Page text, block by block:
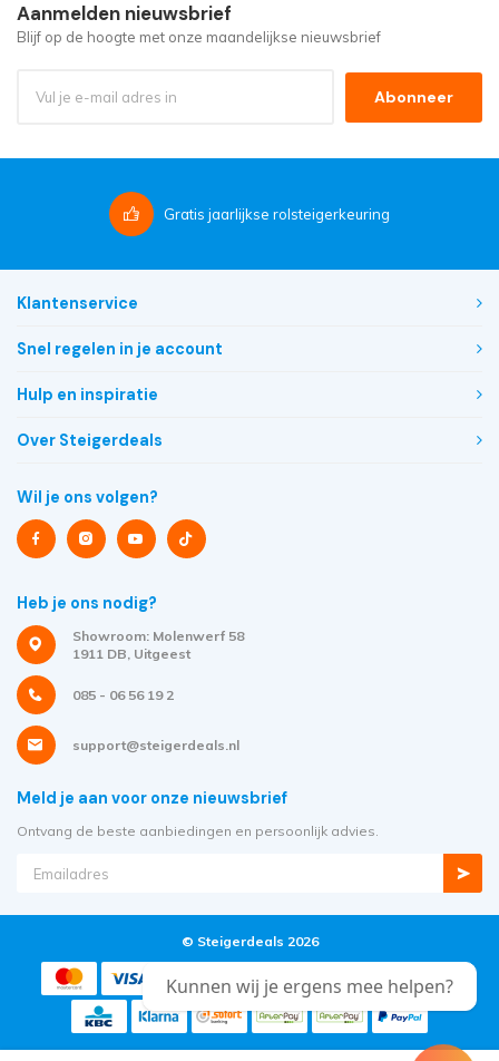
Aanmelden nieuwsbrief
Blijf op de hoogte met onze maandelijkse nieuwsbrief
Abonneer
Gratis jaarlijkse rolsteigerkeuring
Klantenservice
Snel regelen in je account
Hulp en inspiratie
Over Steigerdeals
Wil je ons volgen?
Heb je ons nodig?
Showroom: Molenwerf 58
1911 DB, Uitgeest
085 - 06 56 19 2
support@steigerdeals.nl
Meld je aan voor onze nieuwsbrief
Ontvang de beste aanbiedingen en persoonlijk advies.
© Steigerdeals 2026
Kunnen wij je ergens mee helpen?